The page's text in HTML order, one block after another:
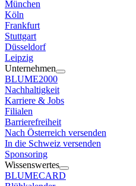
München
Köln
Frankfurt
Stuttgart
Düsseldorf
Leipzig
Unternehmen
BLUME2000
Nachhaltigkeit
Karriere & Jobs
Filialen
Barrierefreiheit
Nach Österreich versenden
In die Schweiz versenden
Sponsoring
Wissenswertes
BLUMECARD